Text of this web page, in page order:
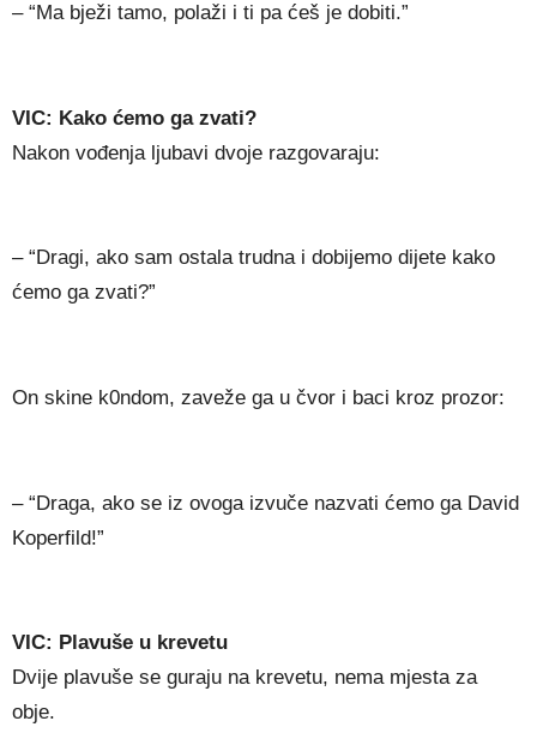
– “Ma bježi tamo, polaži i ti pa ćeš je dobiti.”
VIC: Kako ćemo ga zvati?
Nakon vođenja ljubavi dvoje razgovaraju:
– “Dragi, ako sam ostala trudna i dobijemo dijete kako
ćemo ga zvati?”
On skine k0ndom, zaveže ga u čvor i baci kroz prozor:
– “Draga, ako se iz ovoga izvuče nazvati ćemo ga David
Koperfild!”
VIC: Plavuše u krevetu
Dvije plavuše se guraju na krevetu, nema mjesta za
obje.